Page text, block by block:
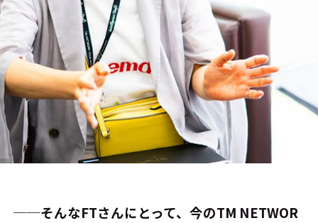
──そんなFTさんにとって、今のTM NETWOR